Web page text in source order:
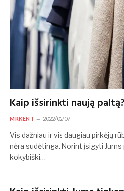
Kaip išsirinkti naują paltą?
MRKENT 2022/02/07
Vis dažniau ir vis daugiau pirkėjų
nėra sudėtinga. Norint įsigyti Jums
kokybiški…